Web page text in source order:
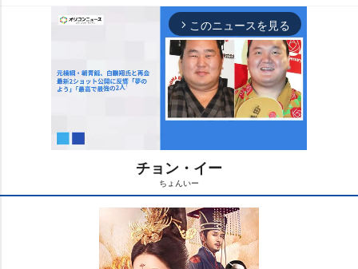
arrow_forward_ios このニュースを見る
M
u
e
チョン・イー
ちょんいー